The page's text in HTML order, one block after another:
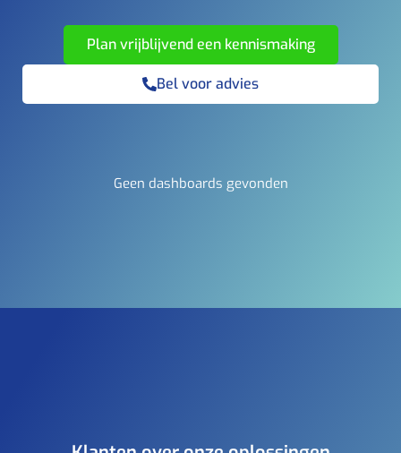
Plan vrijblijvend een kennismaking
Bel voor advies
Geen dashboards gevonden